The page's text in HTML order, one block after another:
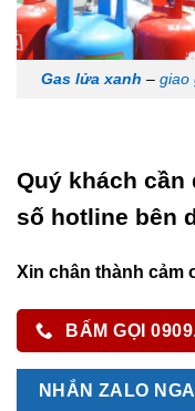
Gas lửa xanh – giao
Quý khách cần
số hotline bên
Xin chân thành cảm
BẤM GỌI
NHẮN ZALO